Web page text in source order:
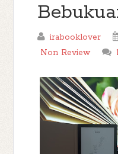
irabooklover
Non Review